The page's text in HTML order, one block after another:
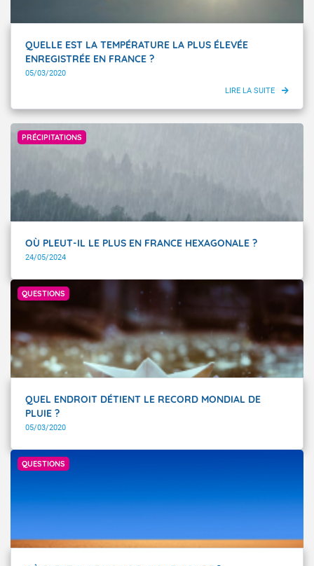
QUELLE EST LA TEMPÉRATURE LA PLUS ÉLEVÉE
ENREGISTRÉE EN FRANCE ?
05/03/2020
PRÉCIPITATIONS
GettyImages
OÙ PLEUT-IL LE PLUS EN FRANCE HEXAGONALE ?
24/05/2024
QUESTIONS
Getty Images
QUEL ENDROIT DÉTIENT LE RECORD MONDIAL DE
PLUIE ?
05/03/2020
QUESTIONS
Getty Images